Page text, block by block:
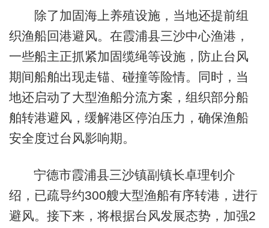
除了加固海上养殖设施，当地还提前组
织渔船回港避风。在霞浦县三沙中心渔港，
一些船主正抓紧加固缆绳等设施，防止台风
期间船舶出现走锚、碰撞等险情。同时，当
地还启动了大型渔船分流方案，组织部分船
舶转港避风，缓解港区停泊压力，确保渔船
安全度过台风影响期。
宁德市霞浦县三沙镇副镇长卓理钊介
绍，已疏导约300艘大型渔船有序转港，进行
避风。接下来，将根据台风发展态势，加强2